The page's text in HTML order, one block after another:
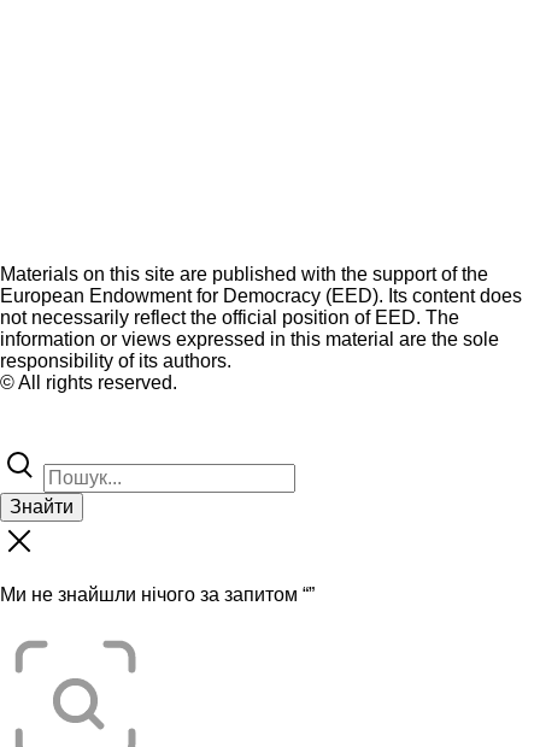
Materials on this site are published with the support of the
European Endowment for Democracy (EED). Its content does
not necessarily reflect the official position of EED. The
information or views expressed in this material are the sole
responsibility of its authors.
© All rights reserved.
Знайти
Ми не знайшли нічого за запитом “”